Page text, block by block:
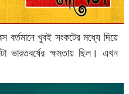
বর্তমানে খুবই সংকটের মধ্যে দিয়ে
ভারতবর্ষের ক্ষমতায় ছিল। এখন